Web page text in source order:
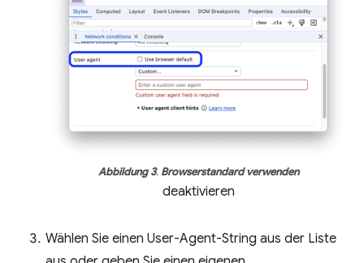
Abbildung 3. Browserstandard verwenden
deaktivieren
Wählen Sie einen User-Agent-String aus der Liste